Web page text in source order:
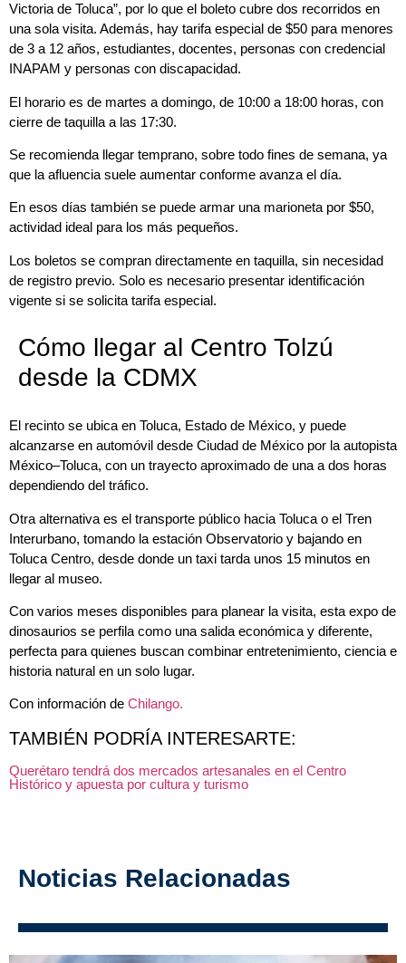
Victoria de Toluca”, por lo que el boleto cubre dos recorridos en
una sola visita. Además, hay tarifa especial de $50 para menores
de 3 a 12 años, estudiantes, docentes, personas con credencial
INAPAM y personas con discapacidad.
El horario es de martes a domingo, de 10:00 a 18:00 horas, con
cierre de taquilla a las 17:30.
Se recomienda llegar temprano, sobre todo fines de semana, ya
que la afluencia suele aumentar conforme avanza el día.
En esos días también se puede armar una marioneta por $50,
actividad ideal para los más pequeños.
Los boletos se compran directamente en taquilla, sin necesidad
de registro previo. Solo es necesario presentar identificación
vigente si se solicita tarifa especial.
Cómo llegar al Centro Tolzú
desde la CDMX
El recinto se ubica en Toluca, Estado de México, y puede
alcanzarse en automóvil desde Ciudad de México por la autopista
México–Toluca, con un trayecto aproximado de una a dos horas
dependiendo del tráfico.
Otra alternativa es el transporte público hacia Toluca o el Tren
Interurbano, tomando la estación Observatorio y bajando en
Toluca Centro, desde donde un taxi tarda unos 15 minutos en
llegar al museo.
Con varios meses disponibles para planear la visita, esta expo de
dinosaurios se perfila como una salida económica y diferente,
perfecta para quienes buscan combinar entretenimiento, ciencia e
historia natural en un solo lugar.
Con información de Chilango.
TAMBIÉN PODRÍA INTERESARTE:
Querétaro tendrá dos mercados artesanales en el Centro
Histórico y apuesta por cultura y turismo
Noticias Relacionadas